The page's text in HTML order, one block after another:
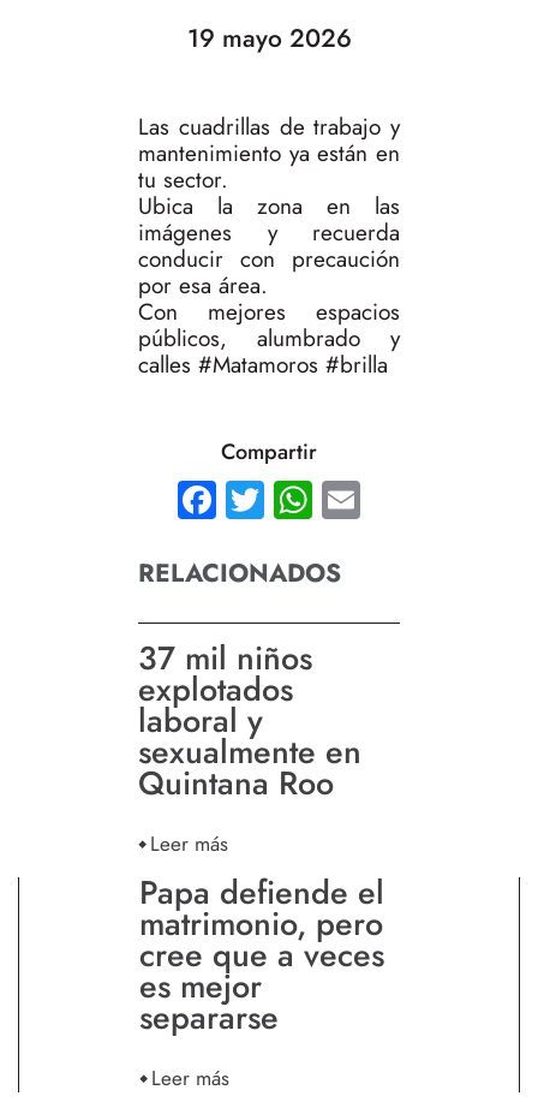
19 mayo 2026
Las cuadrillas de trabajo y
mantenimiento ya están en
tu sector.
Ubica la zona en las
imágenes y recuerda
conducir con precaución
por esa área.
Con mejores espacios
públicos, alumbrado y
calles #Matamoros #brilla
Compartir
Facebook
TwitterWhatsApp
RELACIONADOS
37 mil niños
explotados
laboral y
sexualmente en
Quintana Roo
Leer más
Papa defiende el
matrimonio, pero
cree que a veces
es mejor
separarse
Leer más